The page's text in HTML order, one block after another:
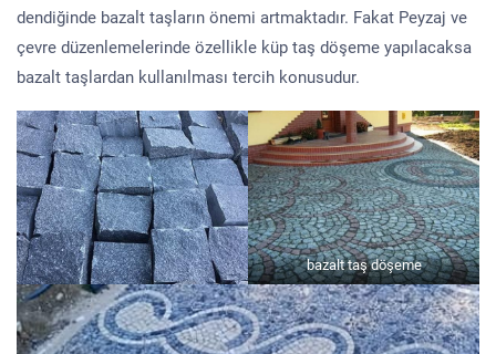
dendiğinde bazalt taşların önemi artmaktadır. Fakat Peyzaj ve
çevre düzenlemelerinde özellikle küp taş döşeme yapılacaksa
bazalt taşlardan kullanılması tercih konusudur.
bazalt taş döşeme